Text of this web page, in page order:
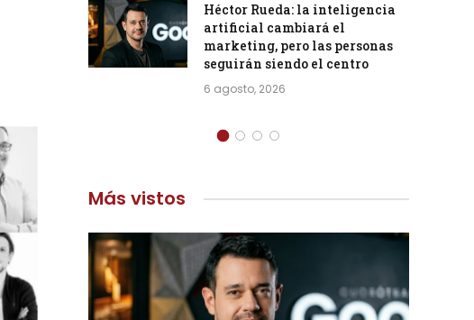
Héctor Rueda: la inteligencia
artificial cambiará el
marketing, pero las personas
seguirán siendo el centro
6 agosto, 2026
Más vistos